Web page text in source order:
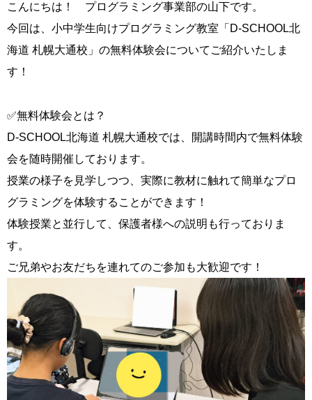
こんにちは！ プログラミング事業部の山下です。
今回は、小中学生向けプログラミング教室「D-SCHOOL北
海道 札幌大通校」の無料体験会についてご紹介いたしま
す！
✅無料体験会とは？
D-SCHOOL北海道 札幌大通校では、開講時間内で無料体験
会を随時開催しております。
授業の様子を見学しつつ、実際に教材に触れて簡単なプロ
グラミングを体験することができます！
体験授業と並行して、保護者様への説明も行っておりま
す。
ご兄弟やお友だちを連れてのご参加も大歓迎です！